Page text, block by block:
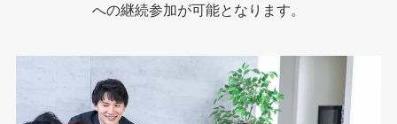
への継続参加が可能となります。